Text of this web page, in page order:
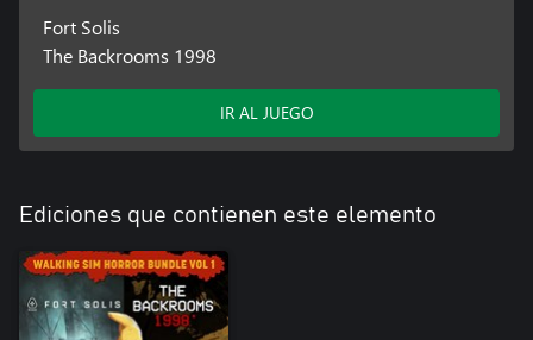
Fort Solis
The Backrooms 1998
IR AL JUEGO
Ediciones que contienen este elemento